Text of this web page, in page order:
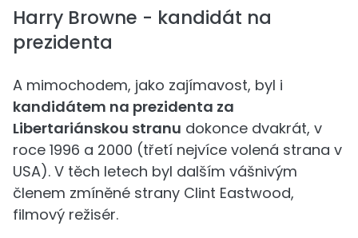
Harry Browne - kandidát na
prezidenta
A mimochodem, jako zajímavost, byl i
kandidátem na prezidenta za
Libertariánskou stranu dokonce dvakrát, v
roce 1996 a 2000 (třetí nejvíce volená strana v
USA). V těch letech byl dalším vášnivým
členem zmíněné strany Clint Eastwood,
filmový režisér.